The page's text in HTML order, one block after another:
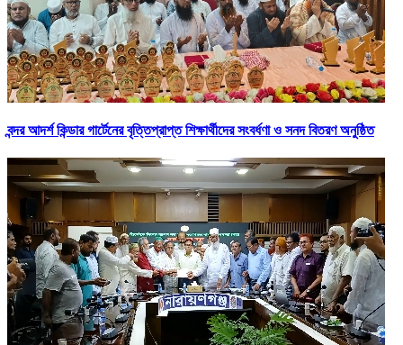
বন্দর আদর্শ কিন্ডার গার্টেনের বৃত্তিপ্রাপ্ত শিক্ষার্থীদের সংবর্ধণা ও সনদ বিতরণ অনুষ্ঠিত